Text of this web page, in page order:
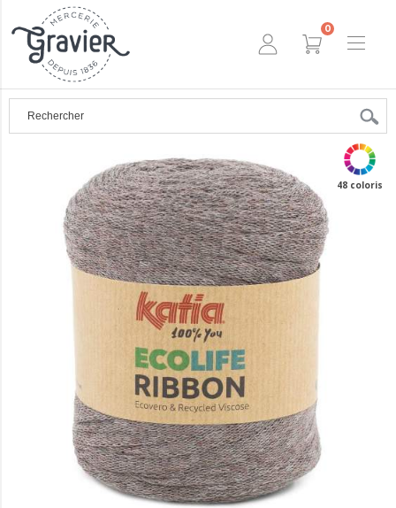
0
48 coloris